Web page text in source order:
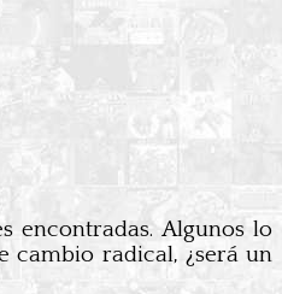
encontradas. Algunos lo
cambio radical, ¿será un